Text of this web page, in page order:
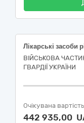
Лікарські засоби
ВІЙСЬКОВА
ГВАРДІЇ УКРАЇНИ
Очікувана вартість
442 935,00